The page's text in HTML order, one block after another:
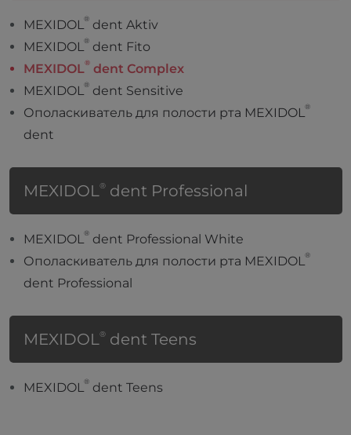
MEXIDOL®dent Aktiv
MEXIDOL®dent Fito
MEXIDOL®dent Complex
MEXIDOL®dent Sensitive
Ополаскиватель для полости рта MEXIDOL®
dent
MEXIDOL®dent Professional
MEXIDOL®dent Professional White
Ополаскиватель для полости рта MEXIDOL®
dent Professional
MEXIDOL®dent Teens
MEXIDOL®dent Teens